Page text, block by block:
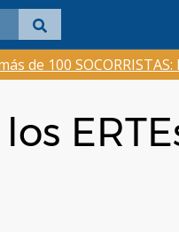
de 100